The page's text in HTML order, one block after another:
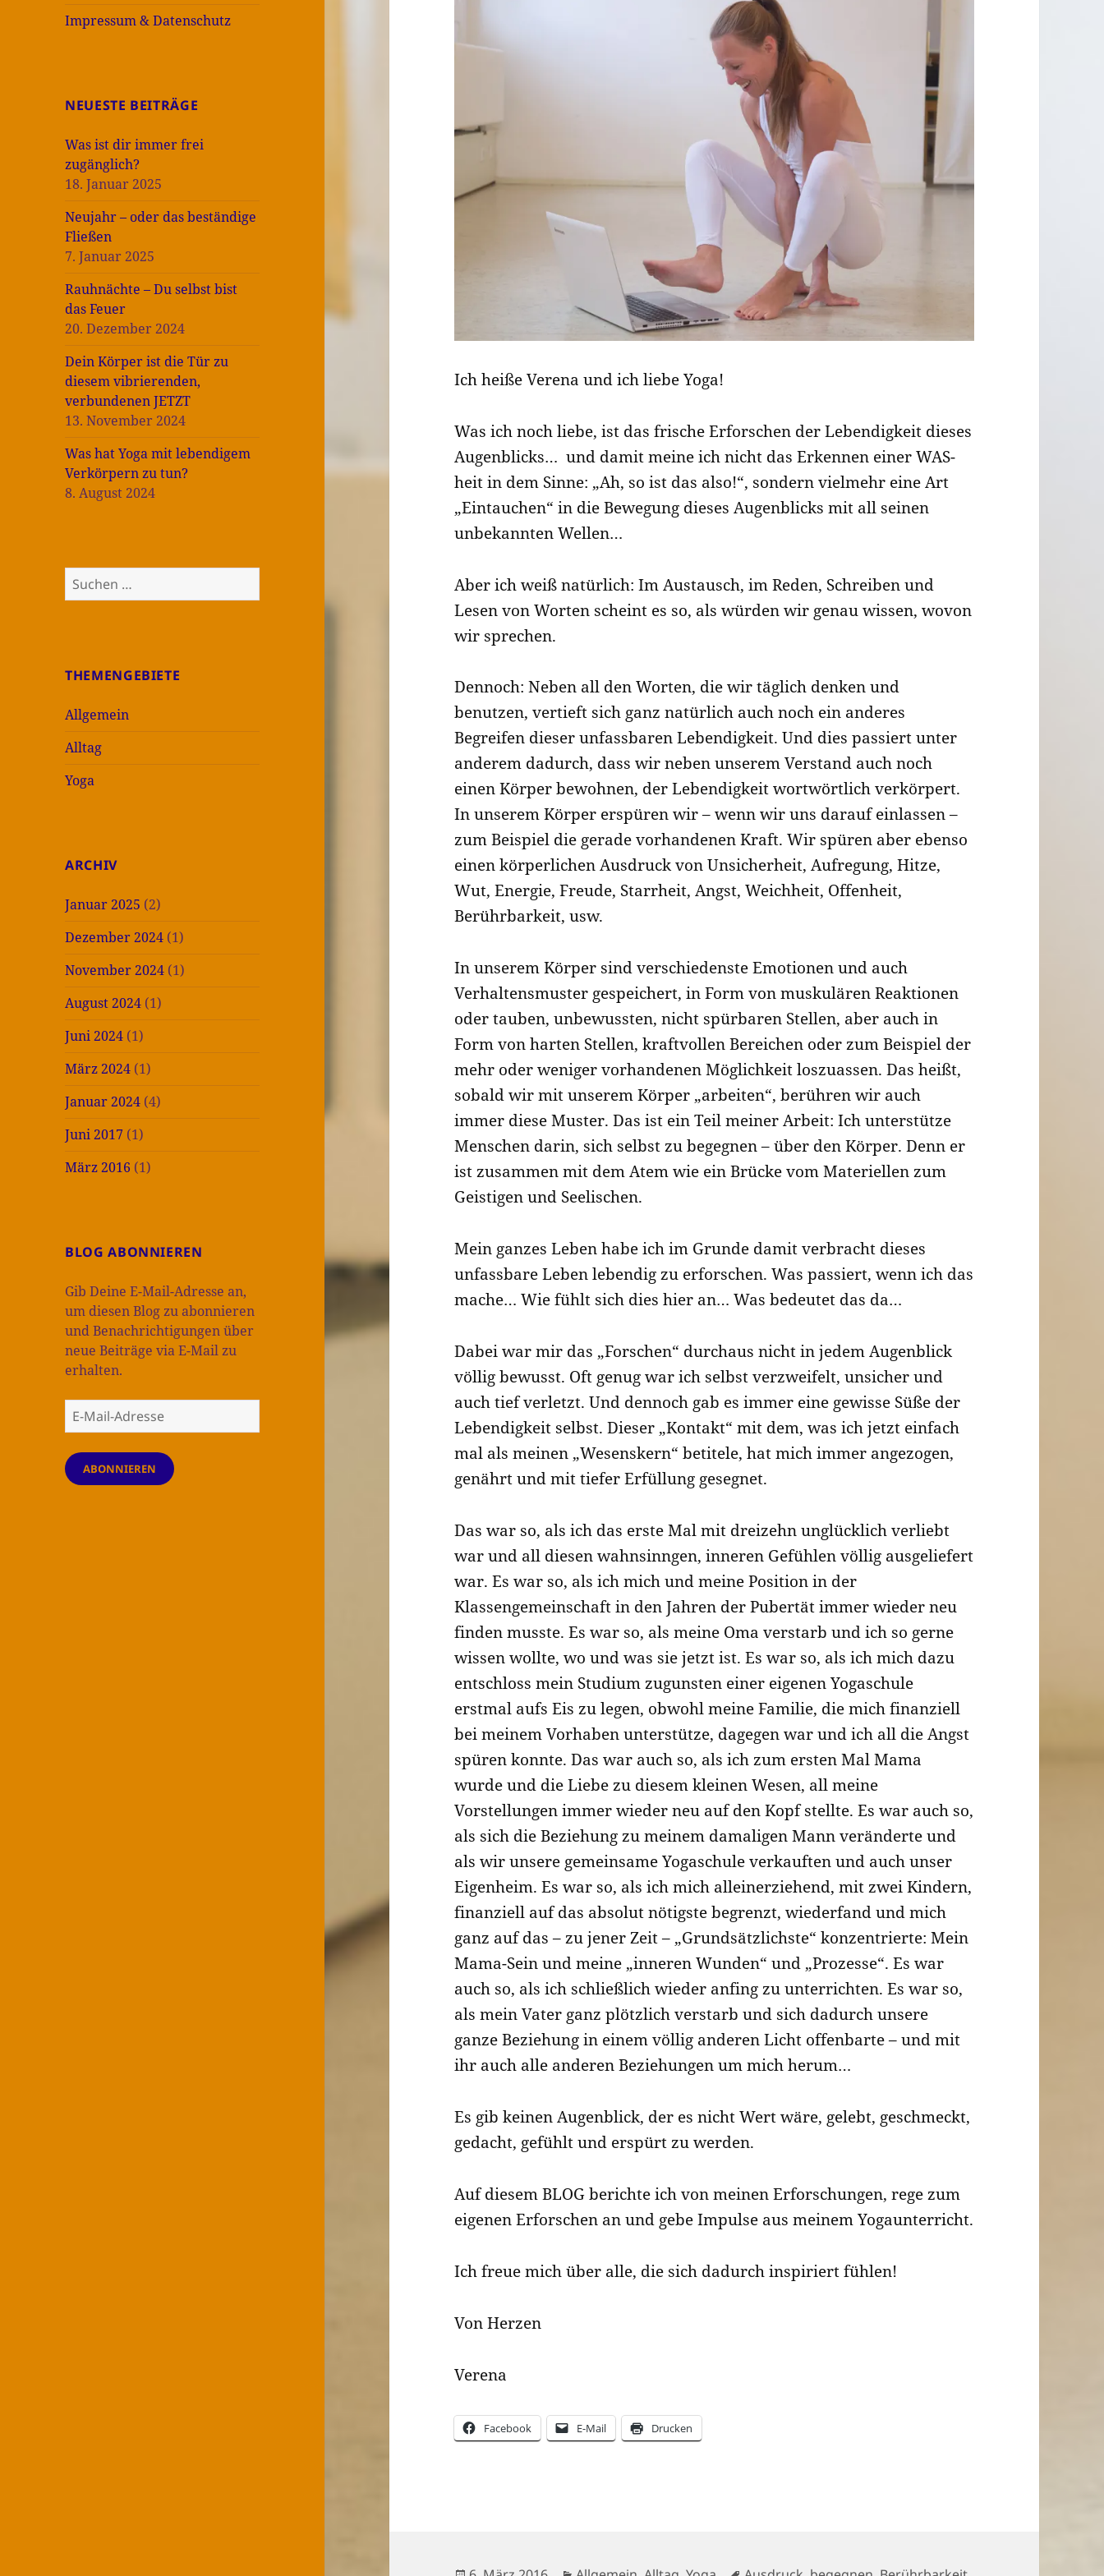
Impressum & Datenschutz
NEUESTE BEITRÄGE
Was ist dir immer frei
zugänglich?
18. Januar 2025
Neujahr – oder das beständige
Fließen
7. Januar 2025
Rauhnächte – Du selbst bist
das Feuer
20. Dezember 2024
Dein Körper ist die Tür zu
diesem vibrierenden,
verbundenen JETZT
13. November 2024
Was hat Yoga mit lebendigem
Verkörpern zu tun?
8. August 2024
Suchen
nach:
THEMENGEBIETE
Allgemein
Alltag
Yoga
ARCHIV
Januar 2025 (2)
Dezember 2024 (1)
November 2024 (1)
August 2024 (1)
Juni 2024 (1)
März 2024 (1)
Januar 2024 (4)
Juni 2017 (1)
März 2016 (1)
BLOG ABONNIEREN
Gib Deine E-Mail-Adresse an,
um diesen Blog zu abonnieren
und Benachrichtigungen über
neue Beiträge via E-Mail zu
erhalten.
E-
Mail-
Adresse
ABONNIEREN
Ich heiße Verena und ich liebe Yoga!
Was ich noch liebe, ist das frische Erforschen der Lebendigkeit dieses
Augenblicks… und damit meine ich nicht das Erkennen einer WAS-
heit in dem Sinne: „Ah, so ist das also!“, sondern vielmehr eine Art
„Eintauchen“ in die Bewegung dieses Augenblicks mit all seinen
unbekannten Wellen…
Aber ich weiß natürlich: Im Austausch, im Reden, Schreiben und
Lesen von Worten scheint es so, als würden wir genau wissen, wovon
wir sprechen.
Dennoch: Neben all den Worten, die wir täglich denken und
benutzen, vertieft sich ganz natürlich auch noch ein anderes
Begreifen dieser unfassbaren Lebendigkeit. Und dies passiert unter
anderem dadurch, dass wir neben unserem Verstand auch noch
einen Körper bewohnen, der Lebendigkeit wortwörtlich verkörpert.
In unserem Körper erspüren wir – wenn wir uns darauf einlassen –
zum Beispiel die gerade vorhandenen Kraft. Wir spüren aber ebenso
einen körperlichen Ausdruck von Unsicherheit, Aufregung, Hitze,
Wut, Energie, Freude, Starrheit, Angst, Weichheit, Offenheit,
Berührbarkeit, usw.
In unserem Körper sind verschiedenste Emotionen und auch
Verhaltensmuster gespeichert, in Form von muskulären Reaktionen
oder tauben, unbewussten, nicht spürbaren Stellen, aber auch in
Form von harten Stellen, kraftvollen Bereichen oder zum Beispiel der
mehr oder weniger vorhandenen Möglichkeit loszuassen. Das heißt,
sobald wir mit unserem Körper „arbeiten“, berühren wir auch
immer diese Muster. Das ist ein Teil meiner Arbeit: Ich unterstütze
Menschen darin, sich selbst zu begegnen – über den Körper. Denn er
ist zusammen mit dem Atem wie ein Brücke vom Materiellen zum
Geistigen und Seelischen.
Mein ganzes Leben habe ich im Grunde damit verbracht dieses
unfassbare Leben lebendig zu erforschen. Was passiert, wenn ich das
mache… Wie fühlt sich dies hier an… Was bedeutet das da…
Dabei war mir das „Forschen“ durchaus nicht in jedem Augenblick
völlig bewusst. Oft genug war ich selbst verzweifelt, unsicher und
auch tief verletzt. Und dennoch gab es immer eine gewisse Süße der
Lebendigkeit selbst. Dieser „Kontakt“ mit dem, was ich jetzt einfach
mal als meinen „Wesenskern“ betitele, hat mich immer angezogen,
genährt und mit tiefer Erfüllung gesegnet.
Das war so, als ich das erste Mal mit dreizehn unglücklich verliebt
war und all diesen wahnsinngen, inneren Gefühlen völlig ausgeliefert
war. Es war so, als ich mich und meine Position in der
Klassengemeinschaft in den Jahren der Pubertät immer wieder neu
finden musste. Es war so, als meine Oma verstarb und ich so gerne
wissen wollte, wo und was sie jetzt ist. Es war so, als ich mich dazu
entschloss mein Studium zugunsten einer eigenen Yogaschule
erstmal aufs Eis zu legen, obwohl meine Familie, die mich finanziell
bei meinem Vorhaben unterstütze, dagegen war und ich all die Angst
spüren konnte. Das war auch so, als ich zum ersten Mal Mama
wurde und die Liebe zu diesem kleinen Wesen, all meine
Vorstellungen immer wieder neu auf den Kopf stellte. Es war auch so,
als sich die Beziehung zu meinem damaligen Mann veränderte und
als wir unsere gemeinsame Yogaschule verkauften und auch unser
Eigenheim. Es war so, als ich mich alleinerziehend, mit zwei Kindern,
finanziell auf das absolut nötigste begrenzt, wiederfand und mich
ganz auf das – zu jener Zeit – „Grundsätzlichste“ konzentrierte: Mein
Mama-Sein und meine „inneren Wunden“ und „Prozesse“. Es war
auch so, als ich schließlich wieder anfing zu unterrichten. Es war so,
als mein Vater ganz plötzlich verstarb und sich dadurch unsere
ganze Beziehung in einem völlig anderen Licht offenbarte – und mit
ihr auch alle anderen Beziehungen um mich herum…
Es gib keinen Augenblick, der es nicht Wert wäre, gelebt, geschmeckt,
gedacht, gefühlt und erspürt zu werden.
Auf diesem BLOG berichte ich von meinen Erforschungen, rege zum
eigenen Erforschen an und gebe Impulse aus meinem Yogaunterricht.
Ich freue mich über alle, die sich dadurch inspiriert fühlen!
Von Herzen
Verena
Facebook E-Mail Drucken